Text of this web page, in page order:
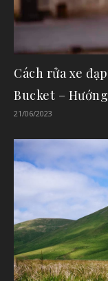
Cách rửa xe
Bucket –
21/06/2023